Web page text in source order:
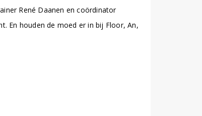
René Daanen en coördinator
En houden de moed er in bij Floor, An,